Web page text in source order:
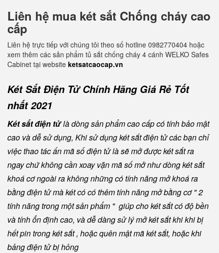
Liên hệ mua két sắt Chống cháy cao
cấp
Liên hệ trực tiếp với chúng tôi theo số hotline 0982770404 hoặc
xem thêm các sản phẩm tủ sắt chống cháy 4 cánh WELKO Safes
Cabinet tại website ketsatcaocap.vn
Két Sắt Điện Tử Chính Hãng Giá Rẻ Tốt
nhất 2021
Két sắt điện tửlà dòng sản phẩm cao cấp có tính bảo mật
cao và dễ sử dụng, Khi sử dụng két sắt điện tử các bạn chỉ
việc thao tác ấn mã số điện tử là sẽ mở được két sắt ra
ngay chứ không cần xoay vặn mã số mở như dòng két sắt
khoá cơ ngoài ra không những có tính năng mở khoá ra
bằng điện tử mà két có có thêm tính năng mở bằng cơ " 2
tính năng trong một sản phẩm " giúp cho két sắt có độ bền
và tính ổn định cao, và dễ dàng sử lý mở két sắt khi khi bị
hết pin trong két sắt , hoặc quên mật mã két sắt, hoặc khi
bảng điện tử bị hỏng